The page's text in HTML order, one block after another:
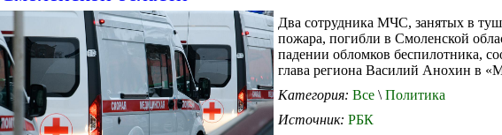
Два сотрудника МЧС, занятых в
пожара, погибли в Смоленской
падении обломков беспилотника,
глава региона Василий Анохин в
Категория: Все \ Политика
Источник: РБК